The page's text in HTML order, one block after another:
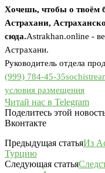
Хочешь, чтобы о твоём
Астрахани,
сюда.Astrakhan.online -
Астрахани.
Руководитель отдела
(999) 784-45-35
условия размещения
Читай нас в Telegram
Поделитесь этой
Вконтакте
Предыдущая статьяИз
Турцию
Следующая статья